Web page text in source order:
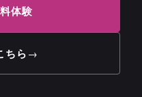
ちら→
体験